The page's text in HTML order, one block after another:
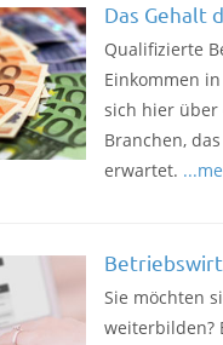
Das Gehalt
Qualifizierte
Einkommen
sich hier über
Branchen,
erwartet.
Sie möchten
weiterbilden?